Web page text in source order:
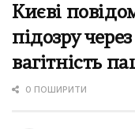
Києві
підозру
вагітність
0 ПОШИРИТИ